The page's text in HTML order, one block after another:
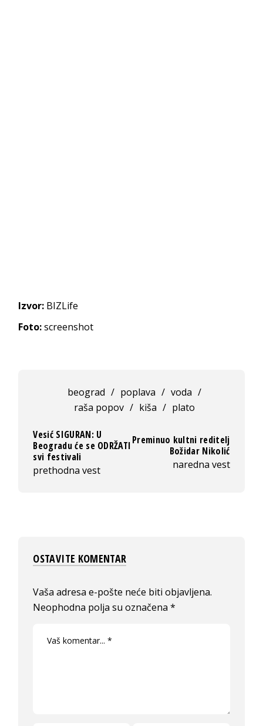
Izvor: BIZLife
Foto:screenshot
beograd / poplava / voda /
raša popov / kiša / plato
Vesić SIGURAN: U
Beogradu će se ODRŽATI
svi festivali
prethodna vest
Preminuo kultni reditelj
Božidar Nikolić
naredna vest
OSTAVITE KOMENTAR
Vaša adresa e-pošte neće biti objavljena.
Neophodna polja su označena*